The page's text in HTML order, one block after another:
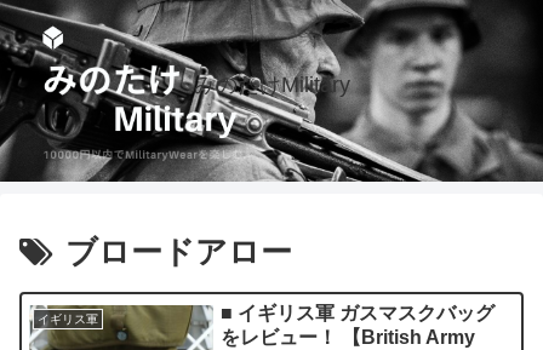
みのたけMilitary
ブロードアロー
イギリス軍
■ イギリス軍 ガスマスクバッグ
をレビュー！ 【British Army